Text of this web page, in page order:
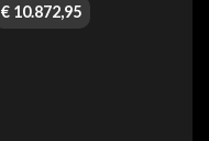
€10.872,95